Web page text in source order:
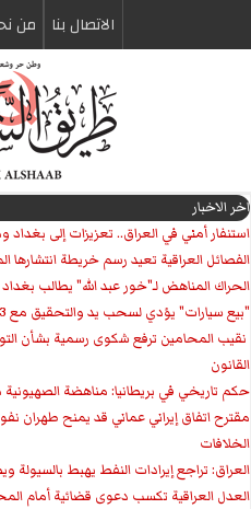
الاتصال بنا من
اخر الاخبار
استنفار أمني في العراق.. تعزيزات إلى بغداد
الفصائل العراقية تعيد رسم خريطة انتشارها
الحراك المناهض لـ"خور عبد الله" يطالب
"بيع سيارات" يؤدي لسحب يد والتحقيق مع 3 مسؤولين في صحة الديوانية
نقيب المحامين ترفع شكوى رسمية بشأن
القانون
حكم تاريخي في بريطانيا: مناهضة
مقترح اتفاق إيراني عماني قد يمنح طهران
الخلافات
العراق: تراجع إيرادات النفط يهبط
العدل العراقية تكسب دعوى قضائية أمام